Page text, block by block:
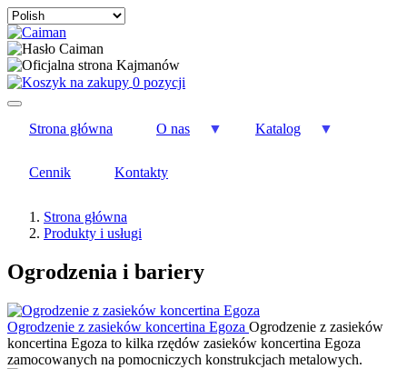
Select
your
language
0 pozycji
Strona główna O nas Katalog
Cennik Kontakty
Strona główna
Produkty i usługi
Ogrodzenia i bariery
Ogrodzenie z zasieków koncertina Egoza Ogrodzenie z zasieków
koncertina Egoza to kilka rzędów zasieków koncertina Egoza
zamocowanych na pomocniczych konstrukcjach metalowych.